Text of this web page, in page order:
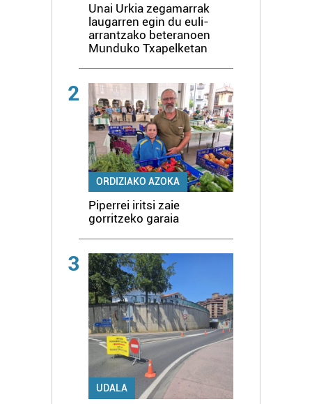
Unai Urkia zegamarrak
laugarren egin du euli-
arrantzako beteranoen
Munduko Txapelketan
2
ORDIZIAKO AZOKA
Piperrei iritsi zaie
gorritzeko garaia
3
UDALA